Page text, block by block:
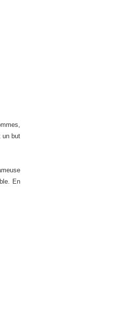
un but
En